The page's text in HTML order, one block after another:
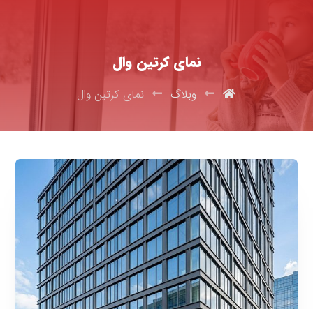
نمای کرتین وال
وبلاگ نمای کرتین وال